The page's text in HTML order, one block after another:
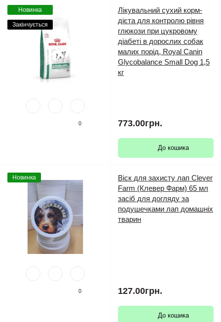
Новинка
Закінчується
0
Лікувальний сухий корм-
дієта для контролю рівня
глюкози при цукровому
діабеті в дорослих собак
малих порід, Royal Canin
Glycobalance Small Dog 1,5
кг
773.00грн.
До кошика
Новинка
0
Віск для захисту лап Clever
Farm (Клевер Фарм) 65 мл
засіб для догляду за
подушечками лап домашніх
тварин
127.00грн.
До кошика